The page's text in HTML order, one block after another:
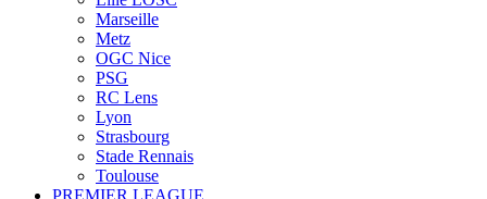
Marseille
Metz
OGC Nice
PSG
RC Lens
Lyon
Strasbourg
Stade Rennais
Toulouse